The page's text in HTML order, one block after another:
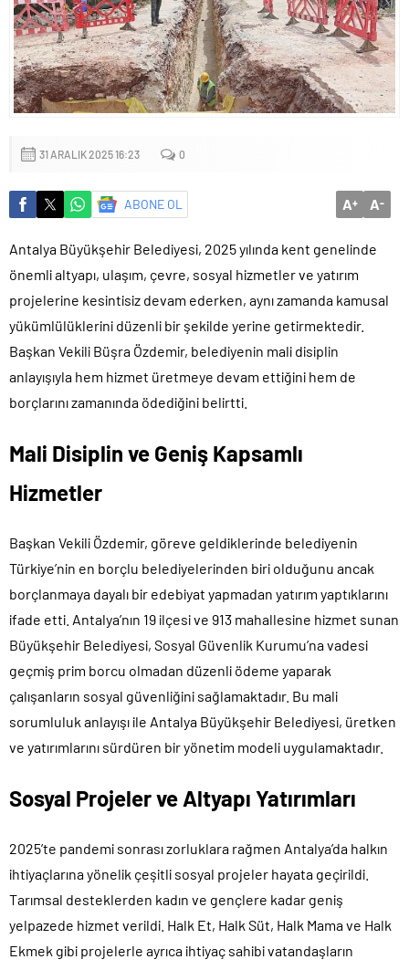
Sığacık’tan güçlü mesaj: “Deniz bizim, Sığacık hepimizin”
Maltepe’de çocuklar kitapların renkli dünyasında buluştu
31 ARALIK 2025 16:23 0
ABONE OL A+ A-
Antalya Büyükşehir Belediyesi, 2025 yılında kent genelinde
önemli altyapı, ulaşım, çevre, sosyal hizmetler ve yatırım
projelerine kesintisiz devam ederken, aynı zamanda kamusal
yükümlülüklerini düzenli bir şekilde yerine getirmektedir.
Başkan Vekili Büşra Özdemir, belediyenin mali disiplin
anlayışıyla hem hizmet üretmeye devam ettiğini hem de
borçlarını zamanında ödediğini belirtti.
Mali Disiplin ve Geniş Kapsamlı
Hizmetler
Başkan Vekili Özdemir, göreve geldiklerinde belediyenin
Türkiye’nin en borçlu belediyelerinden biri olduğunu ancak
borçlanmaya dayalı bir edebiyat yapmadan yatırım yaptıklarını
ifade etti. Antalya’nın 19 ilçesi ve 913 mahallesine hizmet sunan
Büyükşehir Belediyesi, Sosyal Güvenlik Kurumu’na vadesi
geçmiş prim borcu olmadan düzenli ödeme yaparak
çalışanların sosyal güvenliğini sağlamaktadır. Bu mali
sorumluluk anlayışı ile Antalya Büyükşehir Belediyesi, üretken
ve yatırımlarını sürdüren bir yönetim modeli uygulamaktadır.
Sosyal Projeler ve Altyapı Yatırımları
2025’te pandemi sonrası zorluklara rağmen Antalya’da halkın
ihtiyaçlarına yönelik çeşitli sosyal projeler hayata geçirildi.
Tarımsal desteklerden kadın ve gençlere kadar geniş
yelpazede hizmet verildi. Halk Et, Halk Süt, Halk Mama ve Halk
Ekmek gibi projelerle ayrıca ihtiyaç sahibi vatandaşların